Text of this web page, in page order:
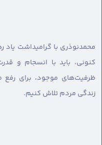
محمدنوذری با گرامیداشت یاد
کنونی، باید با انسجام و
ظرفیت‌های موجود، برای
زندگی مردم تلاش کنیم.